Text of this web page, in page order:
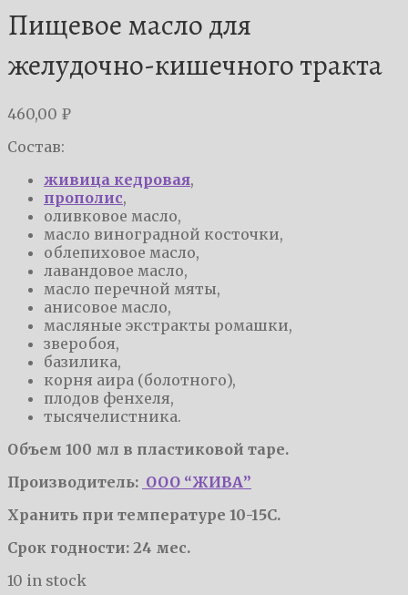
Пищевое масло для
желудочно-кишечного тракта
460,00 ₽
Состав:
живица кедровая,
прополис,
оливковое масло,
масло виноградной косточки,
облепиховое масло,
лавандовое масло,
масло перечной мяты,
анисовое масло,
масляные экстракты ромашки,
зверобоя,
базилика,
корня аира (болотного),
плодов фенхеля,
тысячелистника.
Объем 100 мл в пластиковой таре.
Производитель: ООО “ЖИВА”
Хранить при температуре 10-15С.
Срок годности: 24 мес.
10 in stock